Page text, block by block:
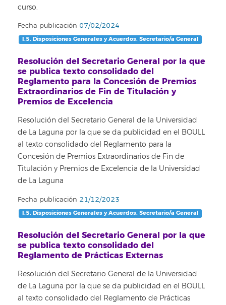
curso.
Fecha publicación 07/02/2024
I.5. Disposiciones Generales y Acuerdos. Secretario/a General
Resolución del Secretario General por la que
se publica texto consolidado del
Reglamento para la Concesión de Premios
Extraordinarios de Fin de Titulación y
Premios de Excelencia
Resolución del Secretario General de la Universidad
de La Laguna por la que se da publicidad en el BOULL
al texto consolidado del Reglamento para la
Concesión de Premios Extraordinarios de Fin de
Titulación y Premios de Excelencia de la Universidad
de La Laguna
Fecha publicación 21/12/2023
I.5. Disposiciones Generales y Acuerdos. Secretario/a General
Resolución del Secretario General por la que
se publica texto consolidado del
Reglamento de Prácticas Externas
Resolución del Secretario General de la Universidad
de La Laguna por la que se da publicidad en el BOULL
al texto consolidado del Reglamento de Prácticas